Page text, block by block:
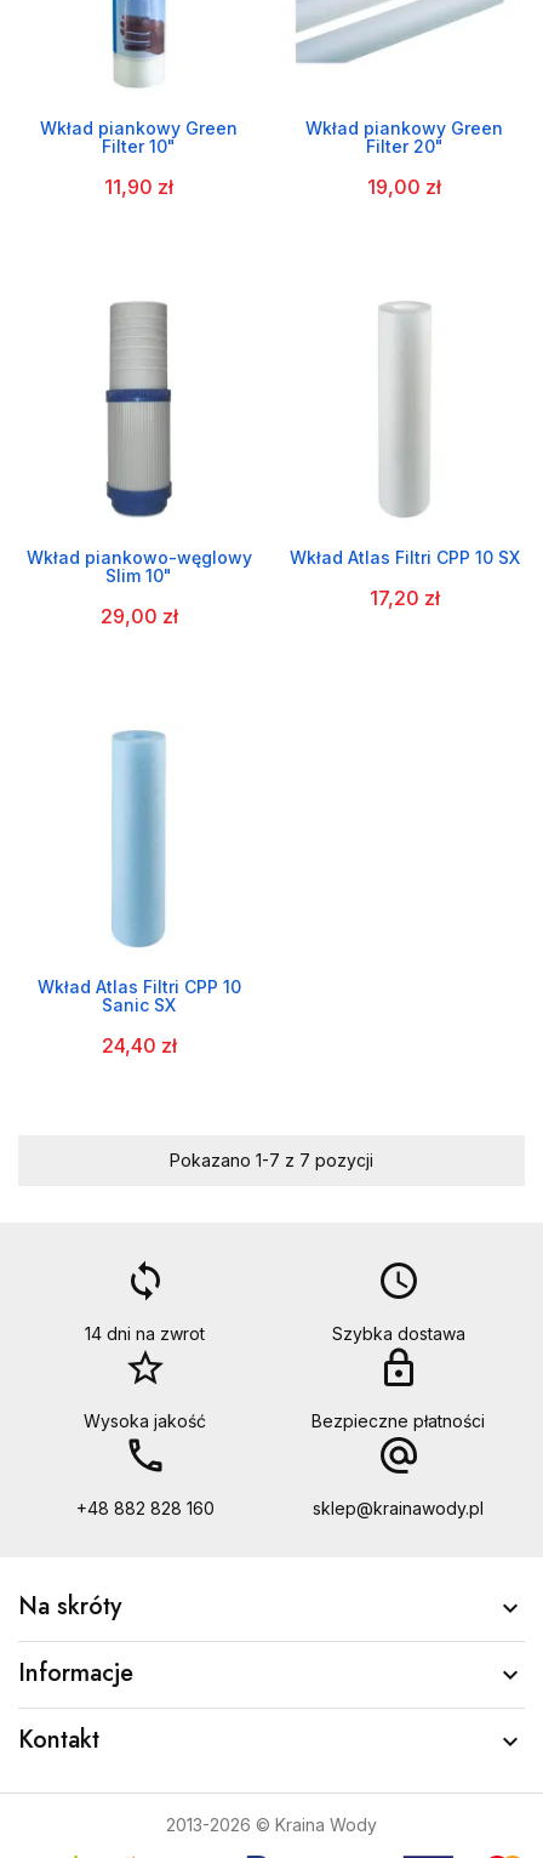
Wkład piankowy Green
Filter 10"
11,90 zł
Wkład piankowy Green
Filter 20"
19,00 zł
Wkład piankowo-węglowy
Slim 10"
29,00 zł
Wkład Atlas Filtri CPP 10 SX
17,20 zł
Wkład Atlas Filtri CPP 10
Sanic SX
24,40 zł
Pokazano 1-7 z 7 pozycji
loop
14 dni na zwrot
access_time
Szybka dostawa
star_border
Wysoka jakość
lock
Bezpieczne płatności
call
+48 882 828 160
alternate_email
sklep@krainawody.pl
Na skróty 
Informacje 
Kontakt 
2013-2026 © Kraina Wody